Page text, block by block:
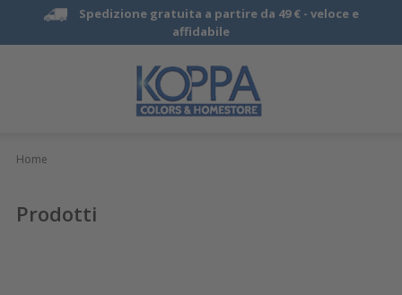
Spedizione gratuita a partire da 49 € - veloce e
affidabile
Home
Prodotti